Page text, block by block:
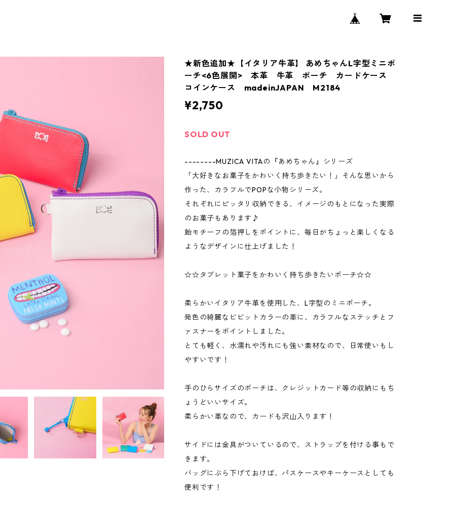
★新色追加★【イタリア牛革】 あめちゃんL字型ミニポ
ーチ<6色展開> 本革 牛革 ポーチ カードケース
コインケース madeinJAPAN M2184
¥2,750
SOLD OUT
--------MUZICA VITAの『あめちゃん』シリーズ
「大好きなお菓子をかわいく持ち歩きたい！」そんな思いから
作った、カラフルでPOPな小物シリーズ。
それぞれにピッタリ収納できる、イメージのもとになった実際
のお菓子もあります♪
飴モチーフの箔押しをポイントに、毎日がちょっと楽しくなる
ようなデザインに仕上げました！
☆☆タブレット菓子をかわいく持ち歩きたいポーチ☆☆
柔らかいイタリア牛革を使用した、L字型のミニポーチ。
発色の綺麗なビビットカラーの革に、カラフルなステッチとフ
ァスナーをポイントしました。
とても軽く、水濡れや汚れにも強い素材なので、日常使いもし
やすいです！
手のひらサイズのポーチは、クレジットカード等の収納にもち
ょうどいいサイズ。
柔らかい革なので、カードも沢山入ります！
サイドには金具がついているので、ストラップを付ける事もで
きます。
バッグにぶら下げておけば、パスケースやキーケースとしても
便利です！